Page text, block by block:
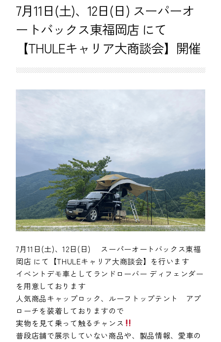
7月11日(土)、12日(日) スーパーオ
ートバックス東福岡店 にて
【THULEキャリア大商談会】開催
7月11日(土)、12日(日) スーパーオートバックス東福
岡店 にて【THULEキャリア大商談会】を行います
イベントデモ車としてランドローバー ディフェンダー
を用意しております
人気商品キャップロック、ルーフトップテント アプ
ローチを装着しておりますので
実物を見て乗って触るチャンス
普段店舗で展示していない商品や、製品情報、愛車の